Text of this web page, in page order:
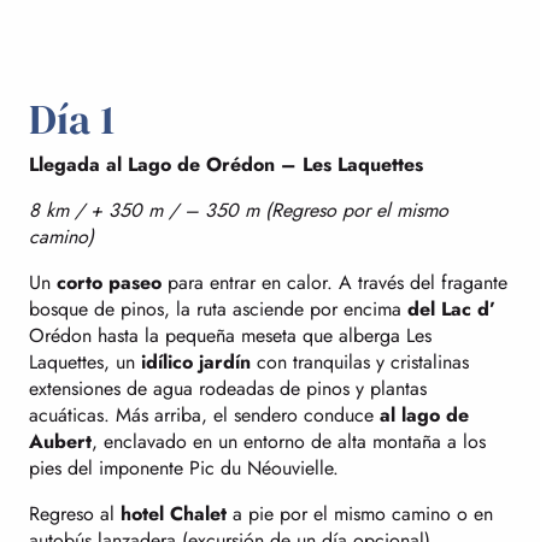
Día 1
Llegada al Lago de Orédon – Les Laquettes
8 km / + 350 m / – 350 m (Regreso por el mismo
camino)
Un corto paseo para entrar en calor. A través del fragante
bosque de pinos, la ruta asciende por encima del Lac d’
Orédon hasta la pequeña meseta que alberga Les
Laquettes, un idílico jardín con tranquilas y cristalinas
extensiones de agua rodeadas de pinos y plantas
acuáticas. Más arriba, el sendero conduce al lago de
Aubert, enclavado en un entorno de alta montaña a los
pies del imponente Pic du Néouvielle.
Regreso al hotel Chalet a pie por el mismo camino o en